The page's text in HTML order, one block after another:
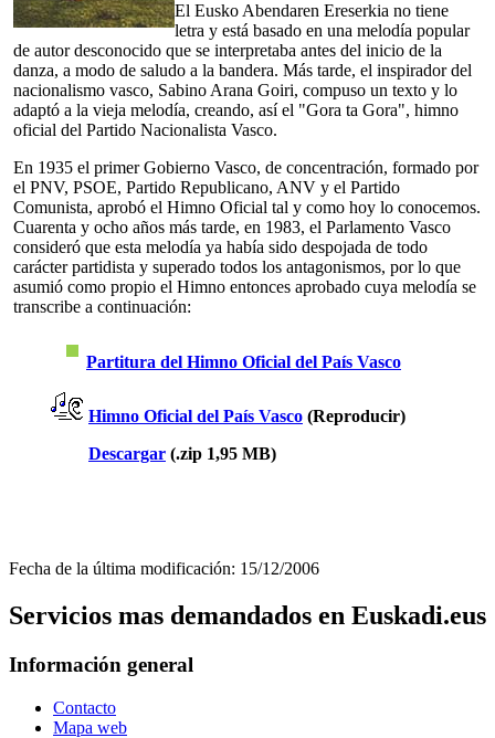
El Eusko Abendaren Ereserkia no tiene
letra y está basado en una melodía popular
de autor desconocido que se interpretaba antes del inicio de la
danza, a modo de saludo a la bandera. Más tarde, el inspirador del
nacionalismo vasco, Sabino Arana Goiri, compuso un texto y lo
adaptó a la vieja melodía, creando, así el "Gora ta Gora", himno
oficial del Partido Nacionalista Vasco.
En 1935 el primer Gobierno Vasco, de concentración, formado por
el PNV, PSOE, Partido Republicano, ANV y el Partido
Comunista, aprobó el Himno Oficial tal y como hoy lo conocemos.
Cuarenta y ocho años más tarde, en 1983, el Parlamento Vasco
consideró que esta melodía ya había sido despojada de todo
carácter partidista y superado todos los antagonismos, por lo que
asumió como propio el Himno entonces aprobado cuya melodía se
transcribe a continuación:
Partitura del Himno Oficial del País Vasco
Himno Oficial del País Vasco (Reproducir)
Descargar (.zip 1,95 MB)
Fecha de la última modificación: 15/12/2006
Servicios mas demandados en Euskadi.eus
Información general
Contacto
Mapa web